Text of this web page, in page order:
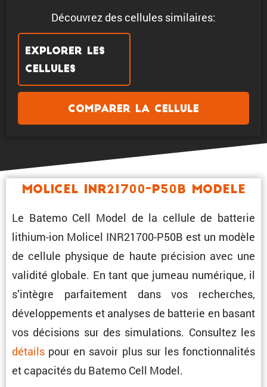
Découvrez des cellules similaires:
Explorer les
cellules
Comparer la cellule
Molicel INR21700-P50B Modele
Le Batemo Cell Model de la cellule de batterie
lithium-ion Molicel INR21700-P50B est un modèle
de cellule physique de haute préci­sion avec une
validité globale. En tant que jumeau numérique, il
s’intègre parfai­te­ment dans vos recherches,
dévelop­pe­ments et analyses de batterie en basant
vos décisions sur des simula­tions. Consultez les
détails pour en savoir plus sur les fonction­na­lités
et capacités du Batemo Cell Model.